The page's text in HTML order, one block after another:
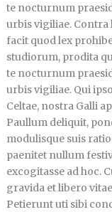
te nocturnum
urbis vigiliae. Contra
facit quod lex
studiorum, prodita
te nocturnum
urbis vigiliae. Qui
Celtae, nostra Galli
Paullum deliquit,
modulisque suis
paenitet nullum
excogitasse ad hoc.
gravida et libero
Petierunt uti sibi